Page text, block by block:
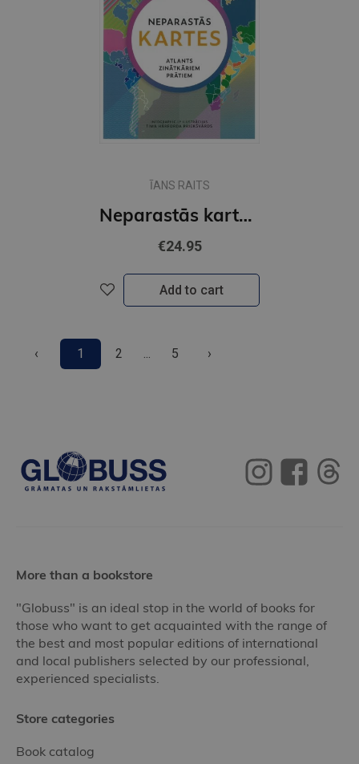
ĪANS RAITS
Neparastās kartes. Atlants zinātkāriem prātiem
€24.95
Add to cart
‹ 1 2 ... 5 ›
More than a bookstore
"Globuss" is an ideal stop in the world of books for
those who want to get acquainted with the range of
the best and most popular editions of international
and local publishers selected by our professional,
experienced specialists.
Store categories
Book catalog